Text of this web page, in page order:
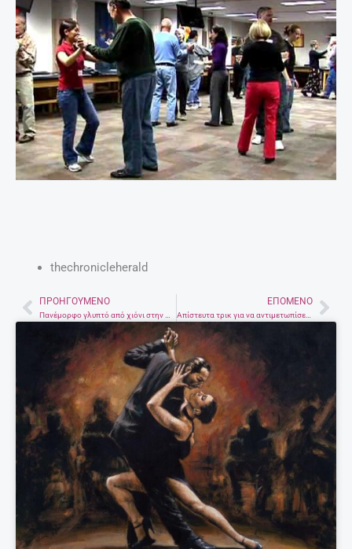
thechronicleherald
Prev
ΠΡΟΗΓΟΎΜΕΝΟ ΕΠΌΜΕΝΟ
Απίστευτα τρικ για να αντιμετωπίσεις καθημερινά προβλήματα υγείας